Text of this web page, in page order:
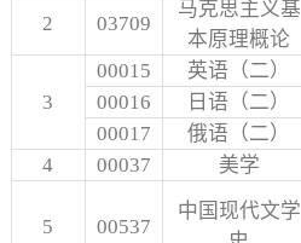
2 03709
马克思主义基
本原理概论
3
00015
英语（二）
00016
日语（二）
00017
俄语（二）
4
00037 美学
5 00537
中国现代文学